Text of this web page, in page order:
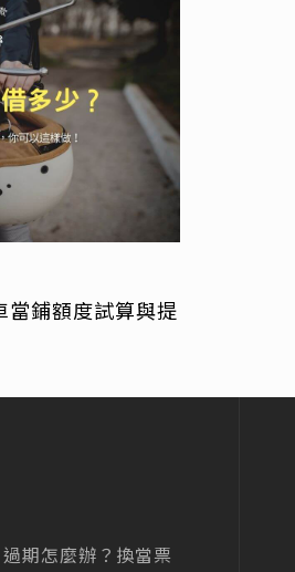
當鋪額度試算與提
期怎麼辦？換當票